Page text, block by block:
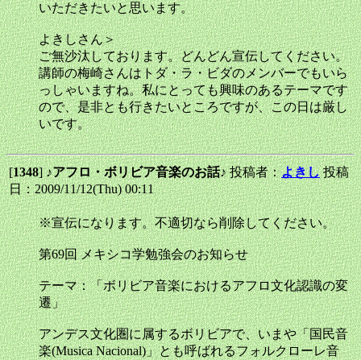
いただきたいと思います。
よきしさん＞
ご無沙汰しております。どんどん宣伝してください。
講師の梅崎さんはトダ・ラ・ビダのメンバーでもいら
っしゃいますね。私にとっても興味のあるテーマです
ので、是非とも行きたいところですが、この日は厳し
いです。
[1348]♪アフロ・ボリビア音楽のお話♪投稿者：よきし 投稿
日：2009/11/12(Thu) 00:11
※宣伝になります。不適切なら削除してください。
第69回 メキシコ学勉強会のお知らせ
テーマ：「ボリビア音楽におけるアフロ文化認識の変
遷」
アンデス文化圏に属するボリビアで、いまや「国民音
楽(Musica Nacional)」とも呼ばれるフォルクローレ音